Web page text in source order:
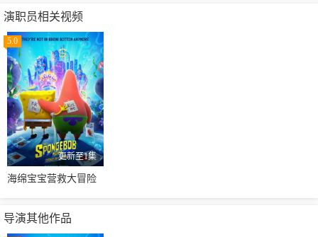
演职员相关视频
5.0
更新至1集
海绵宝宝营救大冒险
导演其他作品